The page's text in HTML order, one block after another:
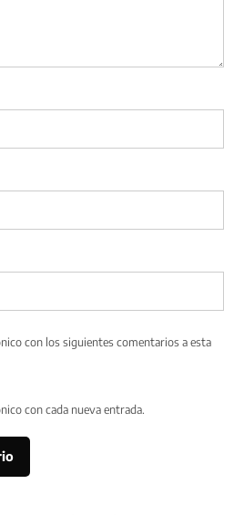
con los siguientes comentarios a esta
con cada nueva entrada.